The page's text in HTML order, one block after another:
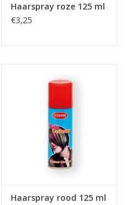
Haarspray roze 125 ml
€3,25
Haarspray rood 125 ml